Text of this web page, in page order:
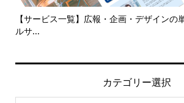
【サービス一覧】広報・企画・デザインの
ルサ...
カテゴリー選択